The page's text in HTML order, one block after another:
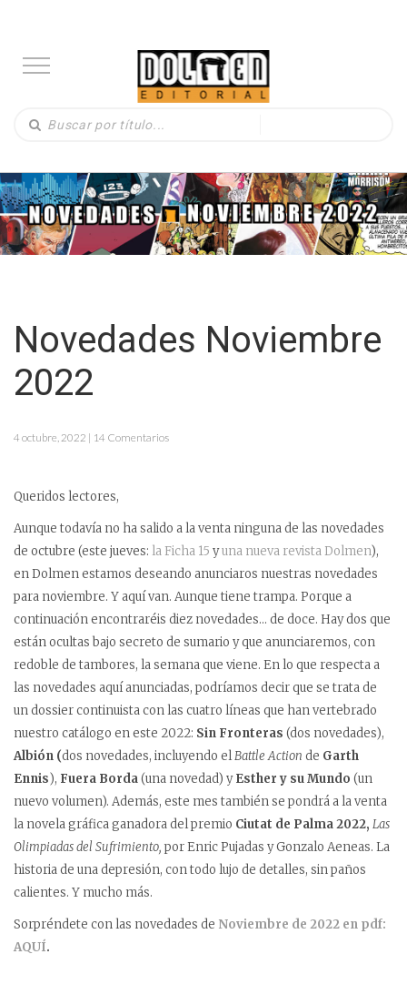
Novedades Noviembre
2022
4 octubre, 2022 | 14 Comentarios
Queridos lectores,
Aunque todavía no ha salido a la venta ninguna de las novedades
de octubre (este jueves: la Ficha 15 yuna nueva revista Dolmen),
en Dolmen estamos deseando anunciaros nuestras novedades
para noviembre. Y aquí van. Aunque tiene trampa. Porque a
continuación encontraréis diez novedades… de doce. Hay dos que
están ocultas bajo secreto de sumario y que anunciaremos, con
redoble de tambores, la semana que viene. En lo que respecta a
las novedades aquí anunciadas, podríamos decir que se trata de
un dossier continuista con las cuatro líneas que han vertebrado
nuestro catálogo en este 2022: Sin Fronteras (dos novedades),
Albión (dos novedades, incluyendo elBattle Action de Garth
Ennis), Fuera Borda(una novedad) yEsther y su Mundo (un
nuevo volumen). Además, este mes también se pondrá a la venta
la novela gráfica ganadora del premio Ciutat de Palma 2022, Las
Olimpiadas del Sufrimiento, por Enric Pujadas y Gonzalo Aeneas. La
historia de una depresión, con todo lujo de detalles, sin paños
calientes. Y mucho más.
Sorpréndete con las novedades de Noviembre de 2022 en pdf:
AQUÍ.